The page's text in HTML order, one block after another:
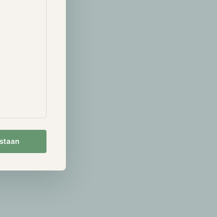
als veel
maart naar
van
Bitcoin